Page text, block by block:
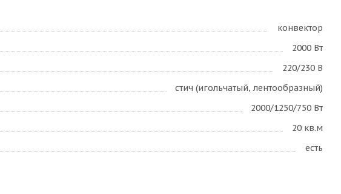
конвектор
2000 Вт
220/230 В
стич (игольчатый, лентообразный)
2000/1250/750 Вт
20 кв.м
есть